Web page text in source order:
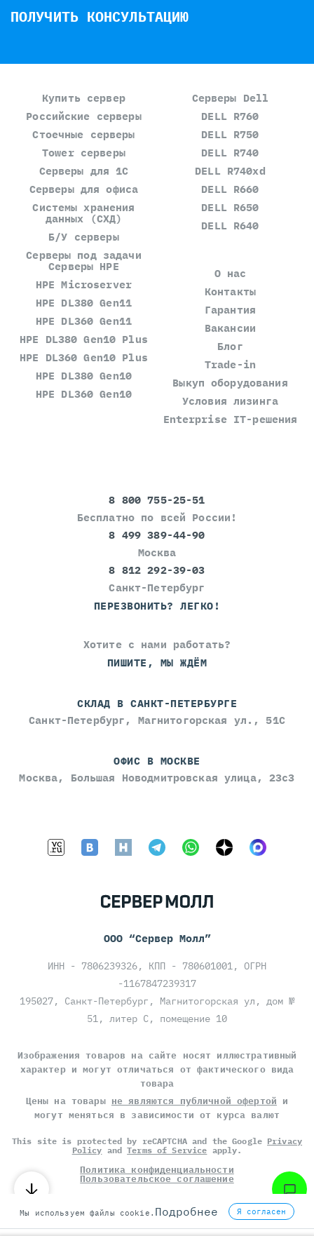
ПОЛУЧИТЬ КОНСУЛЬТАЦИЮ
Купить сервер
Российские серверы
Стоечные серверы
Tower серверы
Серверы для 1С
Серверы для офиса
Системы хранения
данных (СХД)
Б/У серверы
Серверы под задачи
Серверы Dell
DELL R760
DELL R750
DELL R740
DELL R740xd
DELL R660
DELL R650
DELL R640
Серверы HPE
HPE Microserver
HPE DL380 Gen11
HPE DL360 Gen11
HPE DL380 Gen10 Plus
HPE DL360 Gen10 Plus
HPE DL380 Gen10
HPE DL360 Gen10
О нас
Контакты
Гарантия
Вакансии
Блог
Trade-in
Выкуп оборудования
Условия лизинга
Enterprise IT-решения
8 800 755-25-51
Бесплатно по всей России!
8 499 389-44-90
Москва
8 812 292-39-03
Санкт-Петербург
ПЕРЕЗВОНИТЬ? ЛЕГКО!
Хотите с нами работать?
ПИШИТЕ, МЫ ЖДЁМ
СКЛАД В САНКТ-ПЕТЕРБУРГЕ
Санкт-Петербург, Магнитогорская ул., 51С
ОФИС В МОСКВЕ
Москва, Большая Новодмитровская улица, 23с3
ООО “Сервер Молл”
ИНН - 7806239326, КПП - 780601001, ОГРН
-1167847239317
195027, Санкт-Петербург, Магнитогорская ул, дом №
51, литер С, помещение 10
Изображения товаров на сайте носят иллюстративный
характер и могут отличаться от фактического вида
товара
Цены на товары не являются публичной офертой и
могут меняться в зависимости от курса валют
This site is protected by reCAPTCHA and the Google Privacy
Policy andTerms of Service apply.
Политика конфиденциальности
Пользовательское соглашение
©СЕРВЕР МОЛЛ, 2014-2026
Мы используем файлы cookie. Подробнее Я согласен